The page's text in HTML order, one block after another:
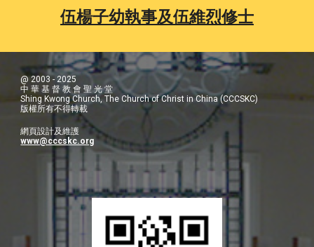
伍楊子幼執事及伍維烈修士
@ 2003 - 2025
中 華 基 督 教 會 聖 光 堂
Shing Kwong Church, The Church of Christ in China (CCCSKC)
版權所有不得轉載
網頁設計及維護
www@cccskc.org